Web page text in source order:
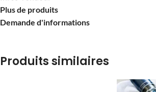
Plus de produits
Demande d'informations
Produits similaires